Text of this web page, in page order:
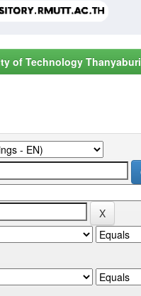
of Technology Thanyaburi